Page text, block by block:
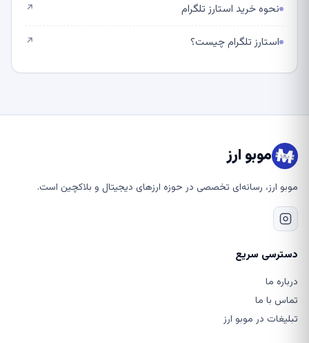
نحوه خرید استارز تلگرام ↗
استارز تلگرام چیست؟ ↗
موبو ارز
موبو ارز، رسانه‌ای تخصصی در حوزه ارزهای دیجیتال و بلاکچین است.
دسترسی سریع
درباره ما
تماس با ما
تبلیغات در موبو ارز